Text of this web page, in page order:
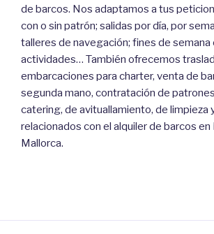
de barcos. Nos adaptamos a tus
con o sin patrón; salidas por día, por
talleres de navegación; fines de semana
actividades… También ofrecemos
embarcaciones para charter, venta de
segunda mano, contratación de
catering, de avituallamiento, de limpieza
relacionados con el alquiler de barcos
Mallorca.